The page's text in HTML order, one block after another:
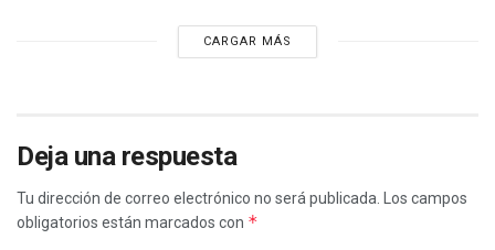
CARGAR MÁS
Deja una respuesta
Tu dirección de correo electrónico no será publicada.
Los campos
obligatorios están marcados con *